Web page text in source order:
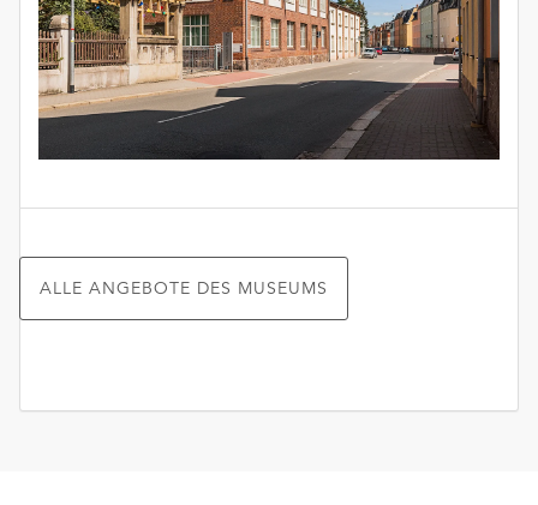
ALLE ANGEBOTE DES MUSEUMS